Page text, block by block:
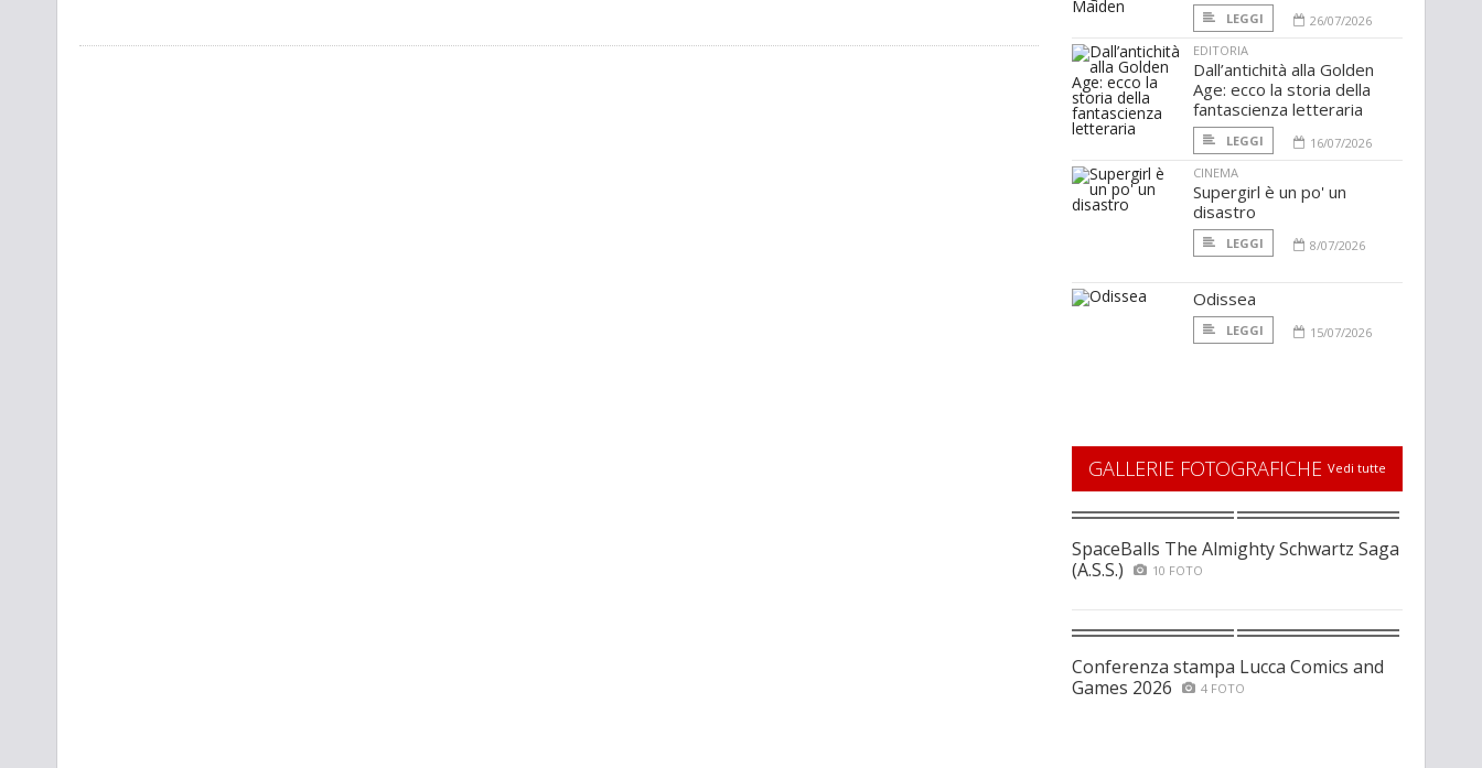
LEGGI
26/07/2026
EDITORIA
Dall’antichità alla Golden
Age: ecco la storia della
fantascienza letteraria
LEGGI
16/07/2026
CINEMA
Supergirl è un po' un
disastro
LEGGI 8/07/2026
Odissea
LEGGI 15/07/2026
GALLERIE FOTOGRAFICHE Vedi tutte
SpaceBalls The Almighty Schwartz Saga
(A.S.S.)
10 FOTO
Conferenza stampa Lucca Comics and
Games 2026
4 FOTO